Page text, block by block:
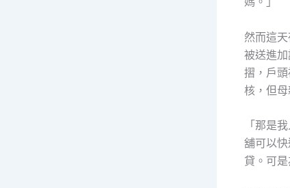
然而這
被送進
摺，戶
核，但母
「那是
舖可以
貸。可